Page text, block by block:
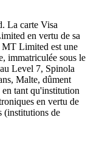
savoir
valant plusieurs
des phénomènes
comment ils
investir.